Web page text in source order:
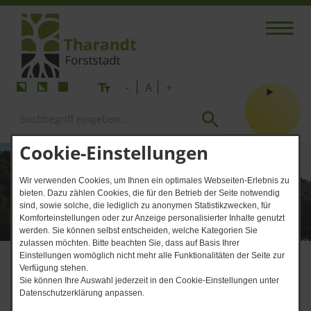
Cookie-Einstellungen
Wir verwenden Cookies, um Ihnen ein optimales Webseiten-Erlebnis zu
bieten. Dazu zählen Cookies, die für den Betrieb der Seite notwendig
sind, sowie solche, die lediglich zu anonymen Statistikzwecken, für
Komforteinstellungen oder zur Anzeige personalisierter Inhalte genutzt
werden. Sie können selbst entscheiden, welche Kategorien Sie
zulassen möchten. Bitte beachten Sie, dass auf Basis Ihrer
Einstellungen womöglich nicht mehr alle Funktionalitäten der Seite zur
Verfügung stehen.
Sie können Ihre Auswahl jederzeit in den Cookie-Einstellungen unter
Datenschutzerklärung anpassen.
- A +